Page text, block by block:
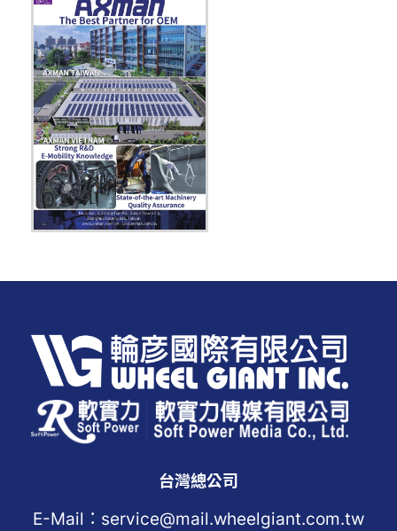
台灣總公司
E-Mail：service@mail.wheelgiant.com.tw